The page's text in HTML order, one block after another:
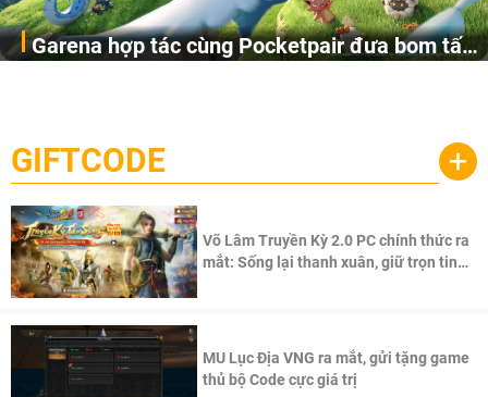
Garena hợp tác cùng Pocketpair đưa bom tấn
cầu, theo giấy phép chính thức từ công ty game Nhật Bản
Pocketpair, Inc.
GIFTCODE +
Võ Lâm Truyền Kỳ 2.0 PC chính thức ra
mắt: Sống lại thanh xuân, giữ trọn tinh
MU Lục Địa VNG ra mắt, gửi tặng game
thủ bộ Code cực giá trị